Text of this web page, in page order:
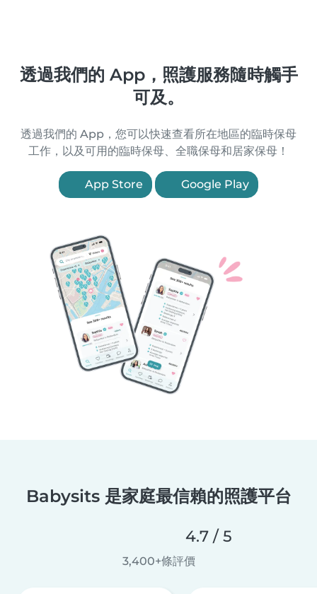
透過我們的 App，照護服務隨時觸手
可及。
透過我們的 App，您可以快速查看所在地區的臨時保母
工作，以及可用的臨時保母、全職保母和居家保母！
App Store Google Play
Babysits 是家庭最信賴的照護平台
4.7 / 5
3,400+條評價